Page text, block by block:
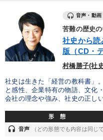
音声・動画
苦難の歴史
社史から読
版（CD・
村橋勝子(社
社史は生きた「経営の教科書」
と感性、企業特有の物語、文化
会社の理念や強み、社史の正し
形 態
headset 音声 （どの形態でも内容は同じ